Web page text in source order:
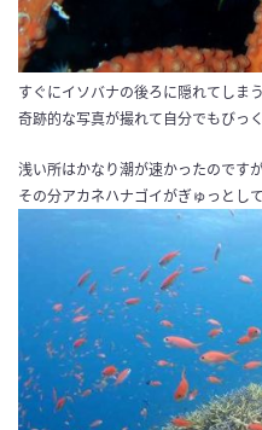
すぐにイソバナの後ろに隠れてしま
奇跡的な写真が撮れて自分でもびっ
浅い所はかなり潮が速かったのですが
その分アカネハナゴイがぎゅっとし